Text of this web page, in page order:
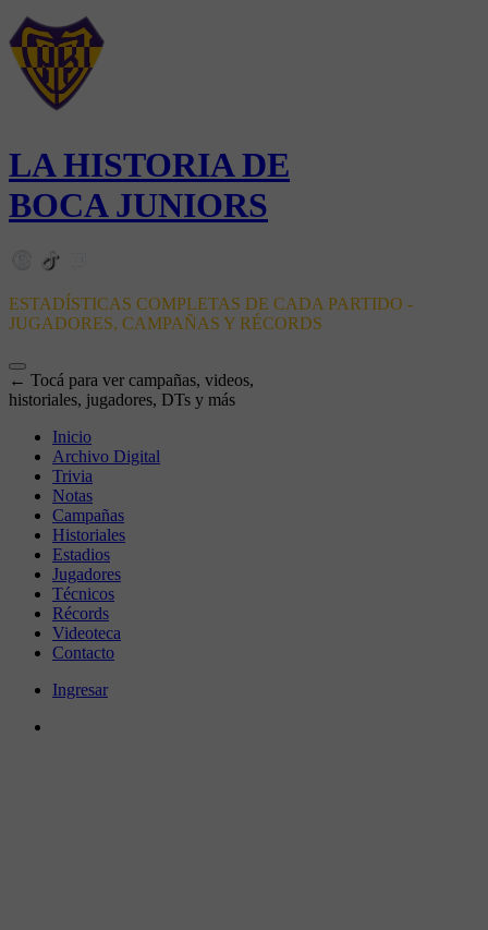
LA HISTORIA DE
BOCA JUNIORS
ESTADÍSTICAS COMPLETAS DE CADA PARTIDO -
JUGADORES, CAMPAÑAS Y RÉCORDS
← Tocá para ver campañas, videos,
historiales, jugadores, DTs y más
Inicio
Archivo Digital
Trivia
Notas
Campañas
Historiales
Estadios
Jugadores
Técnicos
Récords
Videoteca
Contacto
Ingresar